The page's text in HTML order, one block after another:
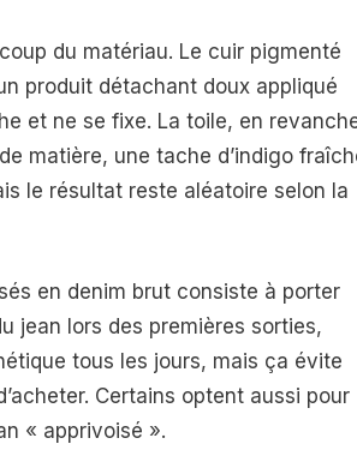
du matériau. Le cuir pigmenté
produit détachant doux appliqué
et ne se fixe. La toile, en
matière, une tache d’indigo
le résultat reste aléatoire selon la
en denim brut consiste à porter
jean lors des premières sorties,
tous les jours, mais ça évite
Certains optent aussi pour
« apprivoisé ».